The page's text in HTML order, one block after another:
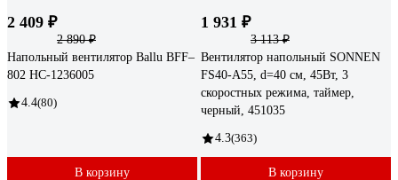
2 409 ₽
2 890 ₽
Напольный вентилятор Ballu BFF–
802 НС-1236005
4.4(80)
В корзину
1 931 ₽
3 113 ₽
Вентилятор напольный SONNEN
FS40-A55, d=40 см, 45Вт, 3
скоростных режима, таймер,
черный, 451035
4.3(363)
В корзину